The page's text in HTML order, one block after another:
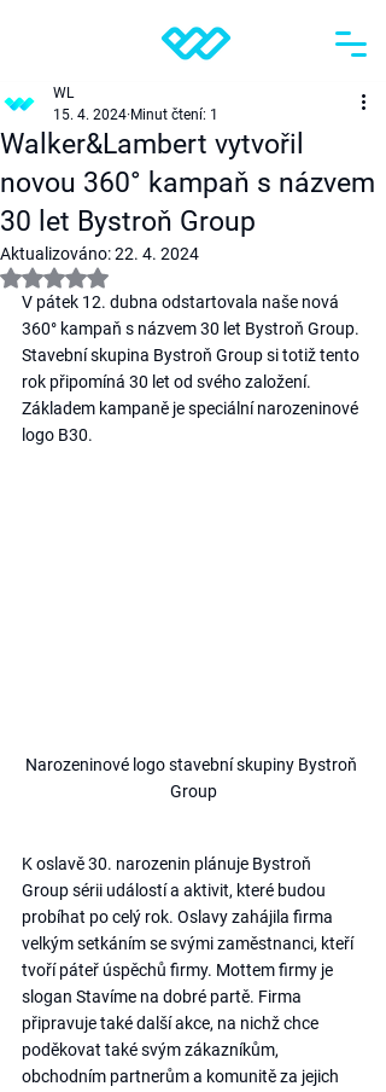
Walker&Lambert vytvořil
novou 360° kampaň s názvem
30 let Bystroň Group
WL
15. 4. 2024 Minut čtení: 1
Aktualizováno:22. 4. 2024
Hodnoceno NaN z 5 hvězdiček.
V pátek 12. dubna odstartovala naše nová
360° kampaň s názvem 30 let Bystroň Group.
Stavební skupina Bystroň Group si totiž tento
rok připomíná 30 let od svého založení.
Základem kampaně je speciální narozeninové
logo B30.
Narozeninové logo stavební skupiny Bystroň
Group
K oslavě 30. narozenin plánuje Bystroň
Group sérii událostí a aktivit, které budou
probíhat po celý rok. Oslavy zahájila firma
velkým setkáním se svými zaměstnanci, kteří
tvoří páteř úspěchů firmy. Mottem firmy je
slogan Stavíme na dobré partě. Firma
připravuje také další akce, na nichž chce
poděkovat také svým zákazníkům,
obchodním partnerům a komunitě za jejich